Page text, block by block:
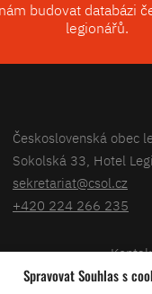
Spravovat Souhlas s
budovat databázi
legionářů.
Československá obec
Sokolská 33, Hotel
sekretariat@csol.cz
+420 224 266 235